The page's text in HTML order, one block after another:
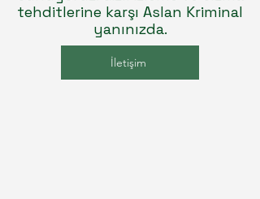
tehditlerine karşı Aslan Kriminal
yanınızda.
İletişim